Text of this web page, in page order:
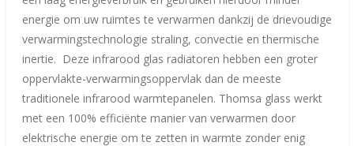
s
t
e
r
r
e
n
energie om uw ruimtes te verwarmen dankzij de drievoudige
verwarmingstechnologie straling, convectie en thermische
inertie. Deze infrarood glas radiatoren hebben een groter
oppervlakte-verwarmingsoppervlak dan de meeste
traditionele infrarood warmtepanelen. Thomsa glass werkt
met een 100% efficiënte manier van verwarmen door
elektrische energie om te zetten in warmte zonder enig